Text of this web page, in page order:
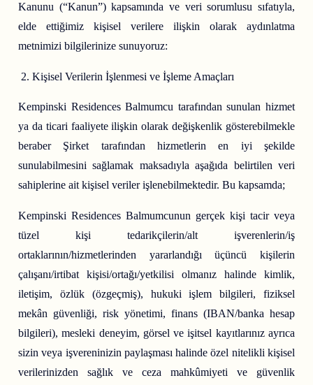
Kanunu (“Kanun”) kapsamında ve veri sorumlusu sıfatıyla,
elde ettiğimiz kişisel verilere ilişkin olarak aydınlatma
metnimizi bilgilerinize sunuyoruz:
Kişisel Verilerin İşlenmesi ve İşleme Amaçları
Kempinski Residences Balmumcu tarafından sunulan hizmet
ya da ticari faaliyete ilişkin olarak değişkenlik gösterebilmekle
beraber Şirket tarafından hizmetlerin en iyi şekilde
sunulabilmesini sağlamak maksadıyla aşağıda belirtilen veri
sahiplerine ait kişisel veriler işlenebilmektedir. Bu kapsamda;
Kempinski Residences Balmumcunun gerçek kişi tacir veya
tüzel kişi tedarikçilerin/alt işverenlerin/iş
ortaklarının/hizmetlerinden yararlandığı üçüncü kişilerin
çalışanı/irtibat kişisi/ortağı/yetkilisi olmanız halinde kimlik,
iletişim, özlük (özgeçmiş), hukuki işlem bilgileri, fiziksel
mekân güvenliği, risk yönetimi, finans (IBAN/banka hesap
bilgileri), mesleki deneyim, görsel ve işitsel kayıtlarınız ayrıca
sizin veya işvereninizin paylaşması halinde özel nitelikli kişisel
verilerinizden sağlık ve ceza mahkûmiyeti ve güvenlik